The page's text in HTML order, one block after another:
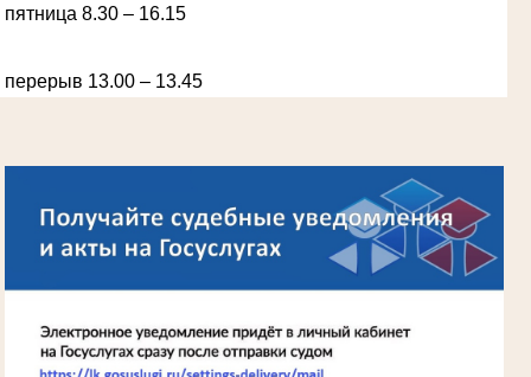
пятница 8.30 – 16.15
перерыв 13.00 – 13.45